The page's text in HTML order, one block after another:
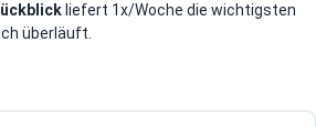
liefert 1x/Woche die wichtigsten
überläuft.